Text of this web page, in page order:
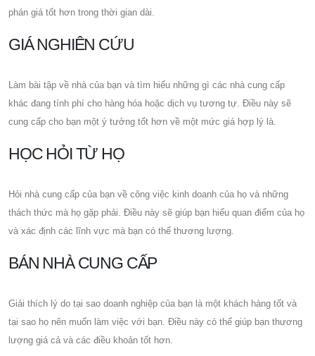
phán giá tốt hơn trong thời gian dài.
GIÁ NGHIÊN CỨU
Làm bài tập về nhà của bạn và tìm hiểu những gì các nhà cung cấp
khác đang tính phí cho hàng hóa hoặc dịch vụ tương tự. Điều này sẽ
cung cấp cho bạn một ý tưởng tốt hơn về một mức giá hợp lý là.
HỌC HỎI TỪ HỌ
Hỏi nhà cung cấp của bạn về công việc kinh doanh của họ và những
thách thức mà họ gặp phải. Điều này sẽ giúp bạn hiểu quan điểm của họ
và xác định các lĩnh vực mà bạn có thể thương lượng.
BÁN NHÀ CUNG CẤP
Giải thích lý do tại sao doanh nghiệp của bạn là một khách hàng tốt và
tại sao họ nên muốn làm việc với bạn. Điều này có thể giúp bạn thương
lượng giá cả và các điều khoản tốt hơn.